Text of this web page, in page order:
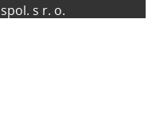
s r. o.